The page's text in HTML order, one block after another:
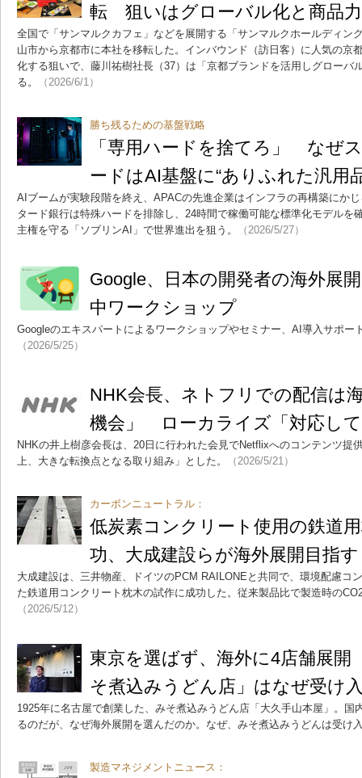
転 狙いはグローバル化と商品
全国で「サンマルクカフェ」などを展開する「サンマルクホールディン
山市から京都市に本社を移転した。インバウンド（訪日客）に人気の京
化する狙いで、藤川祐樹社長（37）は「京都ブランドを活用しグローバ
る。
（2026/6/1）
勝ち残るための基盤戦略
「専用ハードを捨てろ」 なぜ
ードはAI基盤に“ありふれた汎用
AIブームが実験段階を終え、APACの先進企業はインフラの再構築にか
タード銀行は特殊ハードを排除し、24時間で稼働可能な標準化モデルを
主権を守る「ソブリンAI」で世界進出を狙う。
（2026/5/27）
Google、日本の開発者の海外展
中ワークショップ
Googleのエキスパートによるワークショップやセミナー、AI導入サポー
（2026/5/25）
NHK会長、ネトフリでの配信は
機会」 ローカライズ「対応し
NHKの井上樹彦会長は、20日に行われた会見でNetflixへのコンテンツ提
上、大きな転換点となる取り組み」とした。
（2026/5/21）
カーボンニュートラル：
低炭素コンクリート使用の鉄道
功、大成建設らが海外展開目指す
大成建設は、三井物産、ドイツのPCM RAILONEと共同で、環境配慮コ
た鉄道用コンクリート枕木の試作に成功した。従来製品比で製造時の
（2026/5/12）
東京を選ばず、海外に4店舗展
そ煮込みうどん店」はなぜ受け
1925年に名古屋で創業した、みそ煮込みうどん店「大久手山本屋」。国
るのだが、なぜ海外展開を選んだのか。なぜ、みそ煮込みうどんは受け
製造マネジメントニュース：